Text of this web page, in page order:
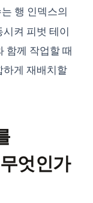
행 인덱스의
켜 피벗 테이
함께 작업할 때
하게 재배치할
엇인가